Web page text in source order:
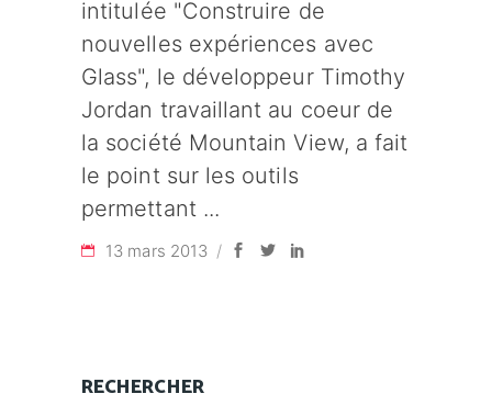
intitulée "Construire de
nouvelles expériences avec
Glass", le développeur Timothy
Jordan travaillant au coeur de
la société Mountain View, a fait
le point sur les outils
permettant
13 mars 2013
RECHERCHER